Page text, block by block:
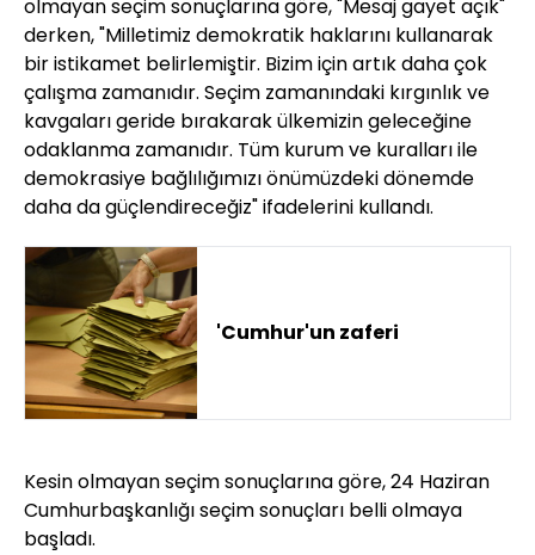
olmayan seçim sonuçlarına göre, "Mesaj gayet açık"
derken, "Milletimiz demokratik haklarını kullanarak
bir istikamet belirlemiştir. Bizim için artık daha çok
çalışma zamanıdır. Seçim zamanındaki kırgınlık ve
kavgaları geride bırakarak ülkemizin geleceğine
odaklanma zamanıdır. Tüm kurum ve kuralları ile
demokrasiye bağlılığımızı önümüzdeki dönemde
daha da güçlendireceğiz" ifadelerini kullandı.
'Cumhur'un zaferi
Kesin olmayan seçim sonuçlarına göre, 24 Haziran
Cumhurbaşkanlığı seçim sonuçları belli olmaya
başladı.